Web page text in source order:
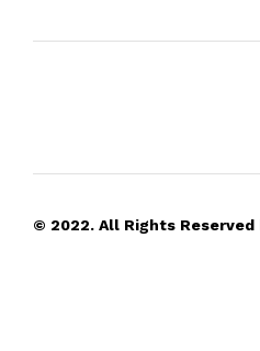
© 2022. All Rights Reserved